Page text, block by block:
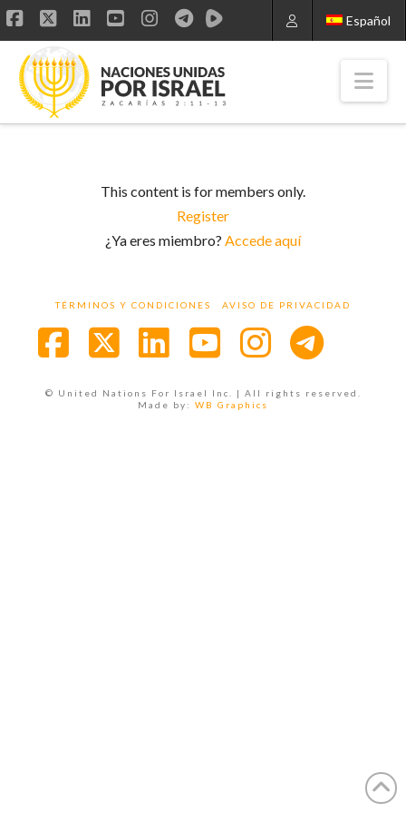
Español
Facebook
X LinkedIn
YouTube
Instagram
This content is for members only.
Register
¿Ya eres miembro? Accede aquí
TÉRMINOS Y CONDICIONES AVISO DE PRIVACIDAD
© United Nations For Israel Inc. | All rights reserved.
Made by: WB Graphics